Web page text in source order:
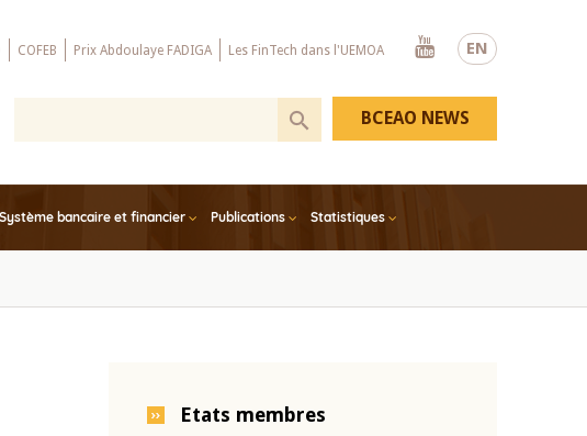
EN
COFEB Prix Abdoulaye FADIGA Les FinTech dans l'UEMOA
Youtube
Système bancaire et financier Publications Statistiques
BCEAO NEWS
Etats membres